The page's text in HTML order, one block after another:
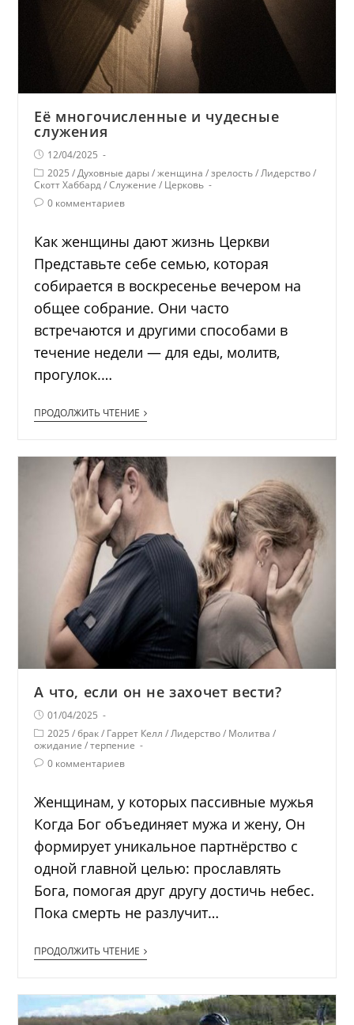
Её многочисленные и чудесные
служения
12/04/2025
2025 / Духовные дары / женщина / зрелость / Лидерство /
Скотт Хаббард / Служение / Церковь
0 комментариев
Как женщины дают жизнь Церкви
Представьте себе семью, которая
собирается в воскресенье вечером на
общее собрание. Они часто
встречаются и другими способами в
течение недели — для еды, молитв,
прогулок.…
ПРОДОЛЖИТЬ ЧТЕНИЕ
А что, если он не захочет вести?
01/04/2025
2025 / брак / Гаррет Келл / Лидерство / Молитва /
ожидание / терпение
0 комментариев
Женщинам, у которых пассивные мужья
Когда Бог объединяет мужа и жену, Он
формирует уникальное партнёрство с
одной главной целью: прославлять
Бога, помогая друг другу достичь небес.
Пока смерть не разлучит…
ПРОДОЛЖИТЬ ЧТЕНИЕ